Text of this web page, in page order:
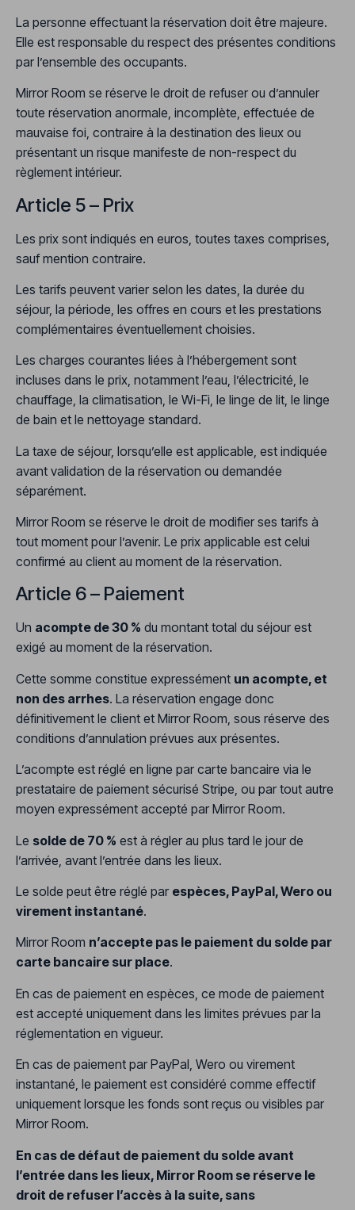
La personne effectuant la réservation doit être majeure.
Elle est responsable du respect des présentes conditions
par l’ensemble des occupants.
Mirror Room se réserve le droit de refuser ou d’annuler
toute réservation anormale, incomplète, effectuée de
mauvaise foi, contraire à la destination des lieux ou
présentant un risque manifeste de non-respect du
règlement intérieur.
Article 5 – Prix
Les prix sont indiqués en euros, toutes taxes comprises,
sauf mention contraire.
Les tarifs peuvent varier selon les dates, la durée du
séjour, la période, les offres en cours et les prestations
complémentaires éventuellement choisies.
Les charges courantes liées à l’hébergement sont
incluses dans le prix, notamment l’eau, l’électricité, le
chauffage, la climatisation, le Wi-Fi, le linge de lit, le linge
de bain et le nettoyage standard.
La taxe de séjour, lorsqu’elle est applicable, est indiquée
avant validation de la réservation ou demandée
séparément.
Mirror Room se réserve le droit de modifier ses tarifs à
tout moment pour l’avenir. Le prix applicable est celui
confirmé au client au moment de la réservation.
Article 6 – Paiement
Un acompte de 30 % du montant total du séjour est
exigé au moment de la réservation.
Cette somme constitue expressément un acompte, et
non des arrhes. La réservation engage donc
définitivement le client et Mirror Room, sous réserve des
conditions d’annulation prévues aux présentes.
L’acompte est réglé en ligne par carte bancaire via le
prestataire de paiement sécurisé Stripe, ou par tout autre
moyen expressément accepté par Mirror Room.
Le solde de 70 % est à régler au plus tard le jour de
l’arrivée, avant l’entrée dans les lieux.
Le solde peut être réglé par espèces, PayPal, Wero ou
virement instantané.
Mirror Room n’accepte pas le paiement du solde par
carte bancaire sur place.
En cas de paiement en espèces, ce mode de paiement
est accepté uniquement dans les limites prévues par la
réglementation en vigueur.
En cas de paiement par PayPal, Wero ou virement
instantané, le paiement est considéré comme effectif
uniquement lorsque les fonds sont reçus ou visibles par
Mirror Room.
En cas de défaut de paiement du solde avant
l’entrée dans les lieux, Mirror Room se réserve le
droit de refuser l’accès à la suite, sans